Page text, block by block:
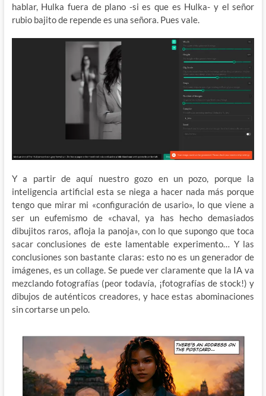
hablar, Hulka fuera de plano -si es que es Hulka- y el señor
rubio bajito de repende es una señora. Pues vale.
Y a partir de aquí nuestro gozo en un pozo, porque la
inteligencia artificial esta se niega a hacer nada más porque
tengo que mirar mi «configuración de usario», lo que viene a
ser un eufemismo de «chaval, ya has hecho demasiados
dibujitos raros, afloja la panoja», con lo que supongo que toca
sacar conclusiones de este lamentable experimento… Y las
conclusiones son bastante claras: esto no es un generador de
imágenes, es un collage. Se puede ver claramente que la IA va
mezclando fotografías (peor todavía, ¡fotografías de stock!) y
dibujos de auténticos creadores, y hace estas abominaciones
sin cortarse un pelo.